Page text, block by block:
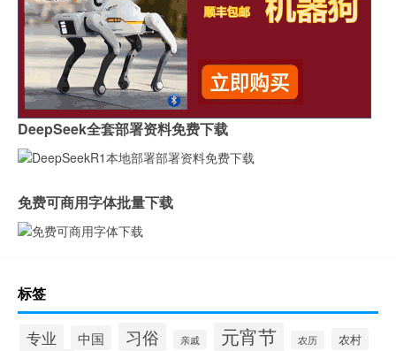
DeepSeek全套部署资料免费下载
免费可商用字体批量下载
标签
专业 中国 习俗 亲戚 元宵节 农历 农村